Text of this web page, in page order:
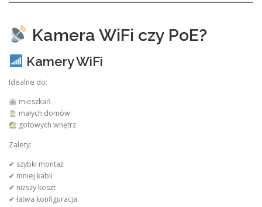
Kamera WiFi czy PoE?
Kamery WiFi
Idealne do:
mieszkań
małych domów
gotowych wnętrz
Zalety:
✔ szybki montaż
✔ mniej kabli
✔ niższy koszt
✔ łatwa konfiguracja